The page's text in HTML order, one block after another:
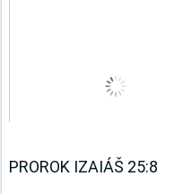
PROROK IZAIÁŠ 25:8